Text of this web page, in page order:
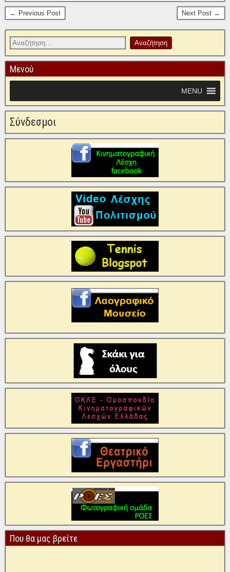
← Previous Post Next Post →
Μενού
MENU
Σύνδεσμοι
Που θα μας βρείτε